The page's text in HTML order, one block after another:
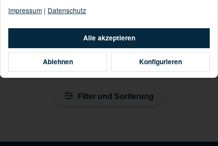
Filter und Sortierung
Lowe Alpine Escape Trek
60:70 Chlorite Green
Large/X-Large
250,00 €*
Lowe Alpine Escape Trek
ND50:60 Chlorite Green
Small/Medium
250,00 €*
Alle akzeptieren
Ablehnen Konfigurieren
Impressum | Datenschutz